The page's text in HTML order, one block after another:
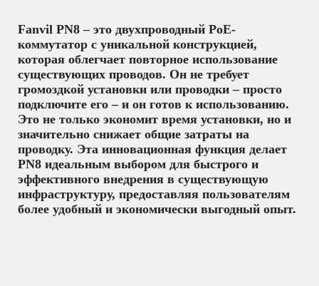
Fanvil PN8 – это двухпроводный PoE-
коммутатор с уникальной конструкцией,
которая облегчает повторное использование
существующих проводов. Он не требует
громоздкой установки или проводки – просто
подключите его – и он готов к использованию.
Это не только экономит время установки, но и
значительно снижает общие затраты на
проводку. Эта инновационная функция делает
PN8 идеальным выбором для быстрого и
эффективного внедрения в существующую
инфраструктуру, предоставляя пользователям
более удобный и экономически выгодный опыт.